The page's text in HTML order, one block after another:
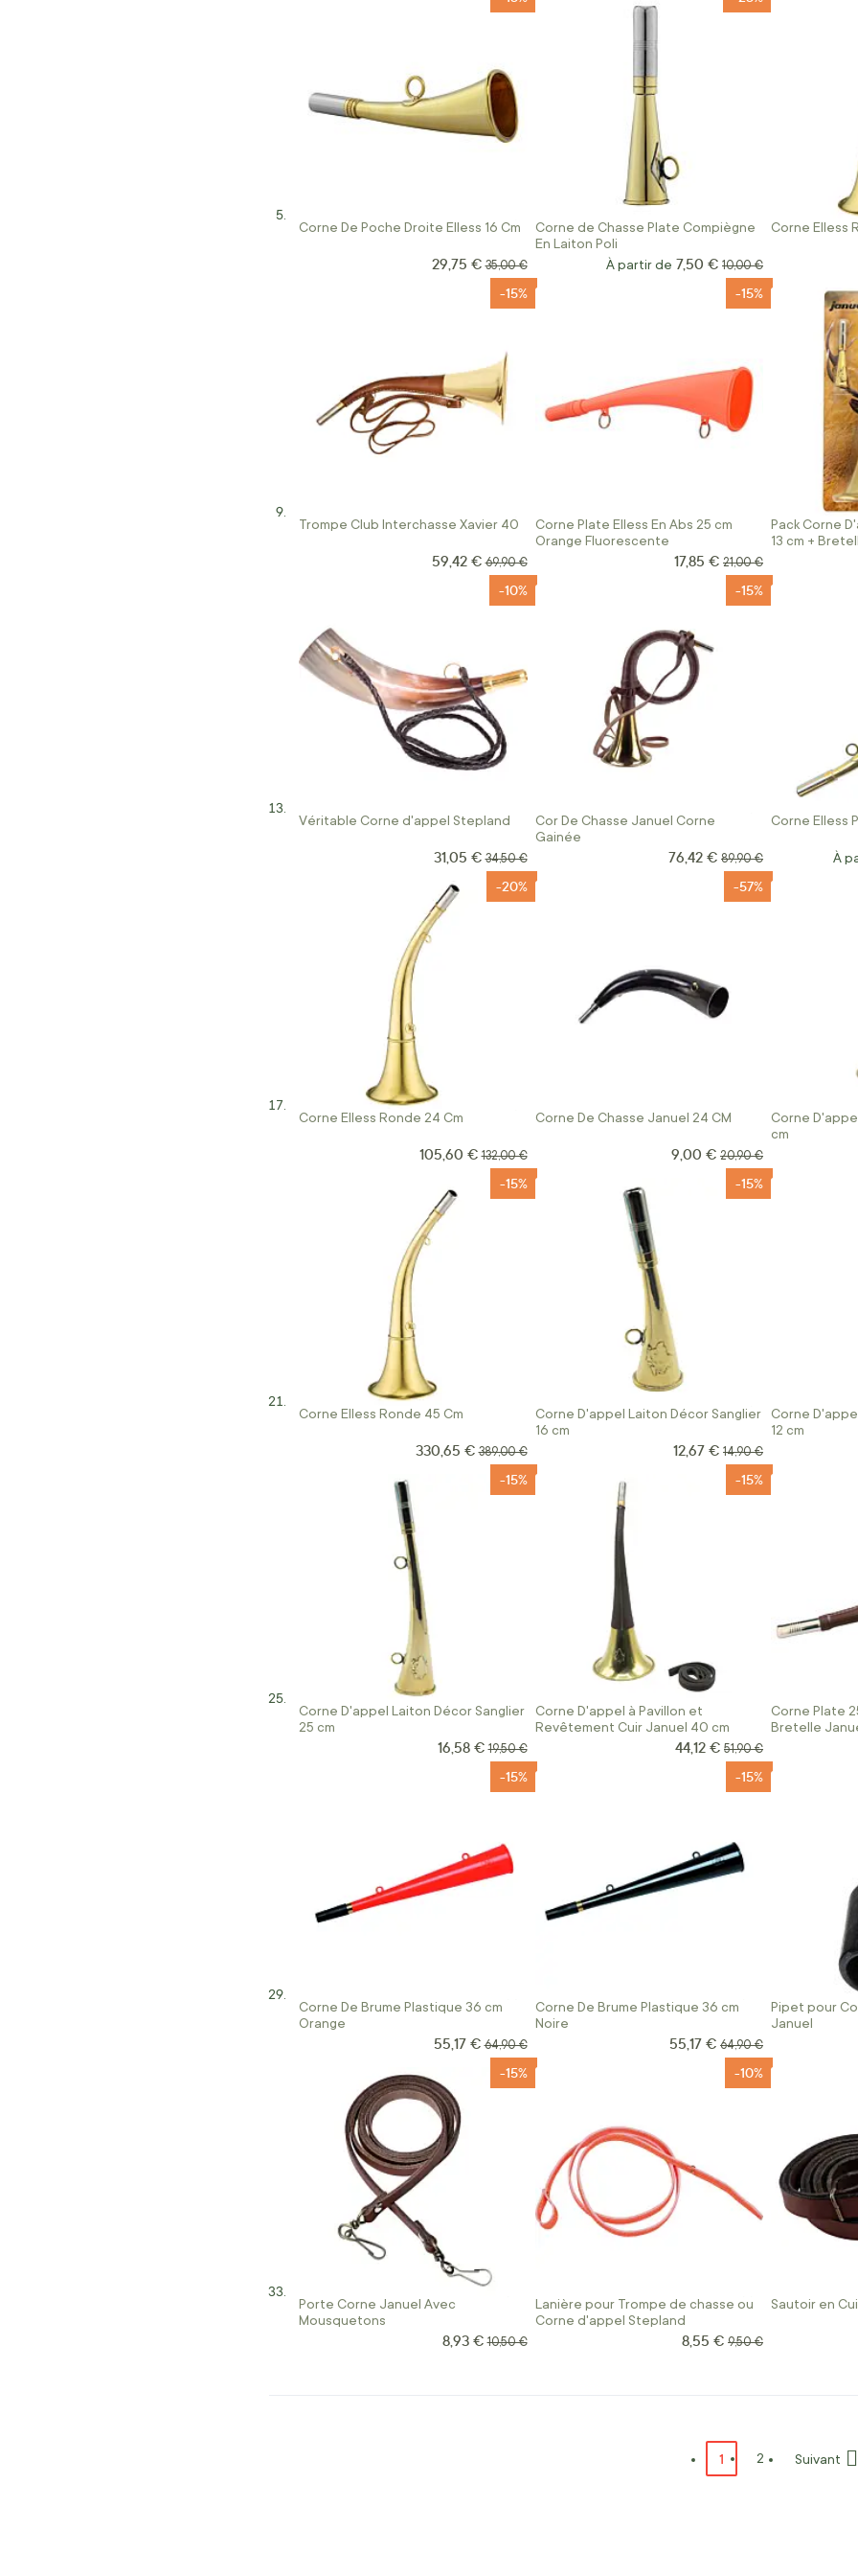
Corne De Poche Droite Elless 16 Cm
Prix Spécial
29,75 € Prix normal
35,00 €
Corne de Chasse Plate Compiègne
En Laiton Poli
À partir de 7,50 € Prix normal
10,00 €
Corne Elless
Trompe Club Interchasse Xavier 40
-15%
Prix Spécial
59,42 € Prix normal
69,90 €
Corne Plate Elless En Abs 25 cm
Orange Fluorescente
-15%
Prix Spécial
17,85 € Prix normal
21,00 €
Pack Corne
13 cm +
Véritable Corne d'appel Stepland
-10%
Prix Spécial
31,05 € Prix normal
34,50 €
Cor De Chasse Januel Corne
Gainée
-15%
Prix Spécial
76,42 € Prix normal
89,90 €
Corne Elless
À
Corne Elless Ronde 24 Cm
-20%
Prix Spécial
105,60 € Prix normal
132,00 €
Corne De Chasse Januel 24 CM
-57%
Prix Spécial
9,00 € Prix normal
20,90 €
Corne
cm
Corne Elless Ronde 45 Cm
-15%
Prix Spécial
330,65 € Prix normal
389,00 €
Corne D'appel Laiton Décor Sanglier
16 cm
-15%
Prix Spécial
12,67 € Prix normal
14,90 €
Corne
12 cm
Corne D'appel Laiton Décor Sanglier
25 cm
-15%
Prix Spécial
16,58 € Prix normal
19,50 €
Corne D'appel à Pavillon et
Revêtement Cuir Januel 40 cm
-15%
Prix Spécial
44,12 € Prix normal
51,90 €
Corne Plate
Bretelle
Corne De Brume Plastique 36 cm
Orange
-15%
Prix Spécial
55,17 € Prix normal
64,90 €
Corne De Brume Plastique 36 cm
Noire
-15%
Prix Spécial
55,17 € Prix normal
64,90 €
Pipet pour
Januel
Porte Corne Januel Avec
Mousquetons
-15%
Prix Spécial
8,93 € Prix normal
10,50 €
Lanière pour Trompe de chasse ou
Corne d'appel Stepland
-10%
Prix Spécial
8,55 € Prix normal
9,50 €
Sautoir en
Vous lisez
1 Page
2
Suivant